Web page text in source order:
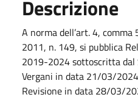
Descrizione
A norma dell’art. 4, comma
2011, n. 149, si pubblica
2019-2024 sottoscritta dal
Vergani in data 21/03/
Revisione in data 28/03/